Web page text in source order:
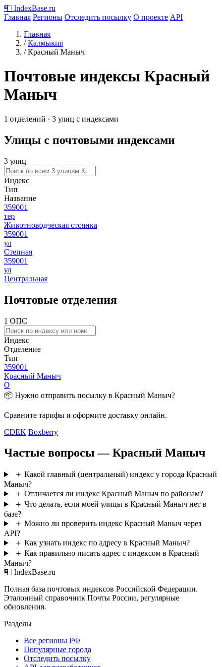
📮 IndexBase.ru
Главная Регионы Отследить посылку О проекте API
Главная
/ Калмыкия
/ Красный Маныч
Почтовые индексы Красный
Маныч
1 отделений · 3 улиц с индексами
Улицы с почтовыми индексами
3 улиц
Индекс
Тип
Название
359001
тер
Животноводческая стоянка
359001
ул
Степная
359001
ул
Центральная
Почтовые отделения
1 ОПС
Индекс
Отделение
Тип
359001
Красный Маныч
О
📦 Нужно отправить посылку в Красный Маныч?
Сравните тарифы и оформите доставку онлайн.
CDEK Boxberry
Частые вопросы — Красный Маныч
＋ Какой главный (центральный) индекс у города Красный
Маныч?
＋ Отличается ли индекс Красный Маныч по районам?
＋ Что делать, если моей улицы в Красный Маныч нет в
базе?
＋ Можно ли проверить индекс Красный Маныч через
API?
＋ Как узнать индекс по адресу в Красный Маныч?
＋ Как правильно писать адрес с индексом в Красный
Маныч?
📮 IndexBase.ru
Полная база почтовых индексов Российской Федерации.
Эталонный справочник Почты России, регулярные
обновления.
Разделы
Все регионы РФ
Популярные города
Отследить посылку